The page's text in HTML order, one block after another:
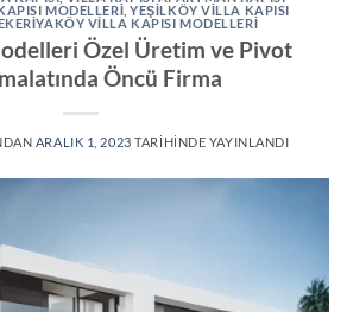
MODELLERI ,YEŞILKÖY VILLA KAPISI
VILLA KAPISI MODELLERI
Özel Üretim ve Pivot
Öncü Firma
ARALIK 1, 2023 TARIHINDE YAYINLANDI